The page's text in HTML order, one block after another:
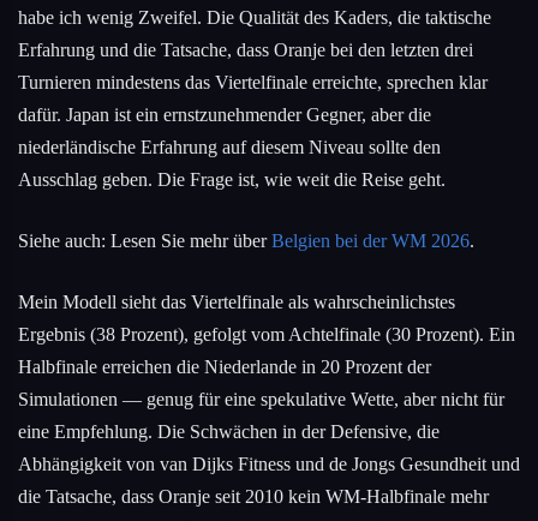
habe ich wenig Zweifel. Die Qualität des Kaders, die taktische
Erfahrung und die Tatsache, dass Oranje bei den letzten drei
Turnieren mindestens das Viertelfinale erreichte, sprechen klar
dafür. Japan ist ein ernstzunehmender Gegner, aber die
niederländische Erfahrung auf diesem Niveau sollte den
Ausschlag geben. Die Frage ist, wie weit die Reise geht.
Siehe auch: Lesen Sie mehr überBelgien bei der WM 2026.
Mein Modell sieht das Viertelfinale als wahrscheinlichstes
Ergebnis (38 Prozent), gefolgt vom Achtelfinale (30 Prozent). Ein
Halbfinale erreichen die Niederlande in 20 Prozent der
Simulationen — genug für eine spekulative Wette, aber nicht für
eine Empfehlung. Die Schwächen in der Defensive, die
Abhängigkeit von van Dijks Fitness und de Jongs Gesundheit und
die Tatsache, dass Oranje seit 2010 kein WM-Halbfinale mehr